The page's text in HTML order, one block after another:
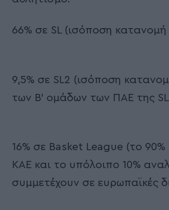
66% σε SL (ισόποση κατανομή
9,5% σε SL2 (ισόποση
των Β’ ομάδων των ΠΑΕ της
16% σε Basket League (το 90%
ΚΑΕ και το υπόλοιπο 10%
συμμετέχουν σε ευρωπαϊκές